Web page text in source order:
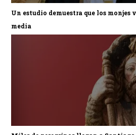
Un estudio demuestra que los monjes
media